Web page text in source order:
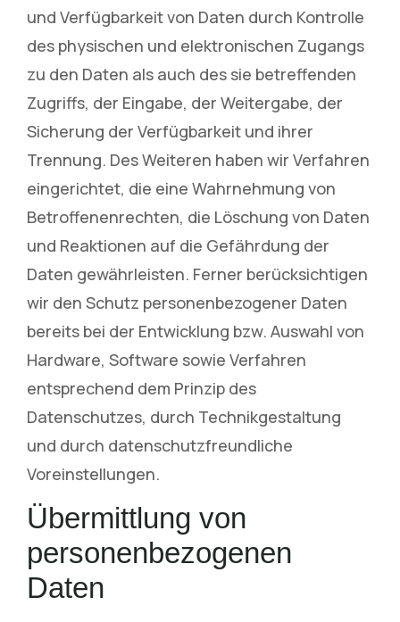
und Verfügbarkeit von Daten durch Kontrolle
des physischen und elektronischen Zugangs
zu den Daten als auch des sie betreffenden
Zugriffs, der Eingabe, der Weitergabe, der
Sicherung der Verfügbarkeit und ihrer
Trennung. Des Weiteren haben wir Verfahren
eingerichtet, die eine Wahrnehmung von
Betroffenenrechten, die Löschung von Daten
und Reaktionen auf die Gefährdung der
Daten gewährleisten. Ferner berücksichtigen
wir den Schutz personenbezogener Daten
bereits bei der Entwicklung bzw. Auswahl von
Hardware, Software sowie Verfahren
entsprechend dem Prinzip des
Datenschutzes, durch Technikgestaltung
und durch datenschutzfreundliche
Voreinstellungen.
Übermittlung von
personenbezogenen
Daten